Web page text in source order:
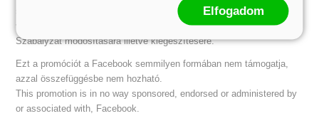
szervezője fenntartja magának. Az ajándékok készpénzre nem
válthatók. A Könyvmolyképző Kiadó fenntartja magának a jogot jelen
Szabályzat módosítására illetve kiegészítésére.
Ezt a promóciót a Facebook semmilyen formában nem támogatja,
azzal összefüggésbe nem hozható.
This promotion is in no way sponsored, endorsed or administered by
or associated with, Facebook.
Elfogadom